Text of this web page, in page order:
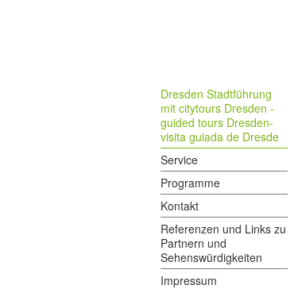
Dresden Stadtführung
mit citytours Dresden -
guided tours Dresden-
visita guiada de Dresde
Service
Programme
Kontakt
Referenzen und Links zu
Partnern und
Sehenswürdigkeiten
Impressum